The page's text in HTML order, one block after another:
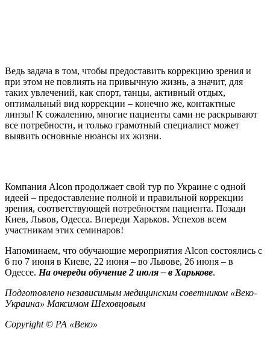
Ведь задача в том, чтобы предоставить коррекцию зрения и
при этом не повлиять на привычную жизнь, а значит, для
таких увлечений, как спорт, танцы, активный отдых,
оптимальный вид коррекции – конечно же, контактные
линзы! К сожалению, многие пациенты сами не раскрывают
все потребности, и только грамотный специалист может
выявить основные нюансы их жизни.
Компания Alcon продолжает свой тур по Украине с одной
идеей – предоставление полной и правильной коррекции
зрения, соответствующей потребностям пациента. Позади
Киев, Львов, Одесса. Впереди Харьков. Успехов всем
участникам этих семинаров!
Напоминаем, что обучающие мероприятия Alcon состоялись с
6 по 7 июня в Киеве, 22 июня – во Львове, 26 июня – в
Одессе. На очереди обучение 2 июля – в Харькове.
Подготовлено независимым медицинским советником «Веко-
Украина» Максимом Шеховцовым
Copyright © РА «Веко»